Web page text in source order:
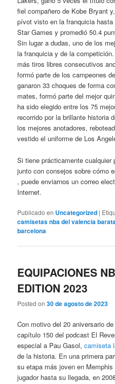
fiel compañero de Kobe Bryant
pívot visto en la franquicia
Star Games y promedió 50.4
Sin lugar a dudas, uno de los
la franquicia y de la
más tiros libres consecutivos
formó parte de los campeones
ganaron 33 choques de forma
mates, formó parte del mejor
ha sido elegido entre los 75
recorrido por la brillante historia
los mejores anotadores,
vestido el uniforme de Los
Si tiene prácticamente cualquier
junto con consejos sobre cómo
, puede enviarnos un correo
Internet.
Publicado en Uncategorized |
camisetas nba del valencia
barcelona
EQUIPACIONES
EDITION 2023
Posted on30 de agosto de 2023
Con motivo del 20 aniversario
capítulo 150 del podcast El
especial a Pau Gasol,camiseta
de la historia. En una primera
su etapa más joven en
jugador hasta su llegada, en